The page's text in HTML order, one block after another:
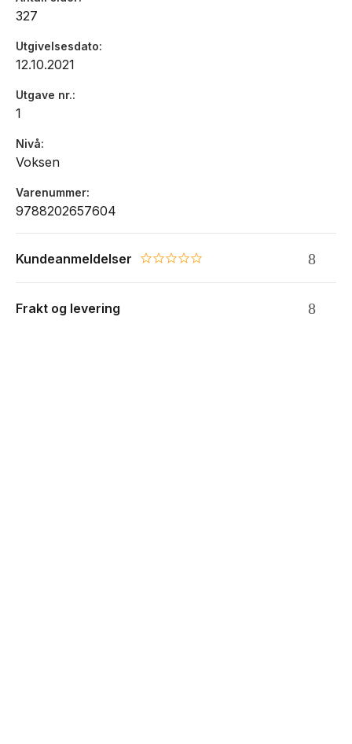
327
Utgivelsesdato
12.10.2021
Utgave nr.
1
Nivå
Voksen
Varenummer
9788202657604
Kundeanmeldelser 0.0 star rating
Frakt og levering